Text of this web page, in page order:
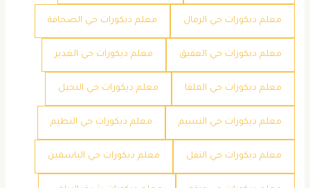
معلم ديكورات حي الرمال معلم ديكورات حي الصحافة
معلم ديكورات حي العقيق معلم ديكورات حي الغدير
معلم ديكورات حي الملقا معلم ديكورات حي النخيل
معلم ديكورات حي النسيم معلم ديكورات حي النظيم
معلم ديكورات حي النفل معلم ديكورات حي الياسمين